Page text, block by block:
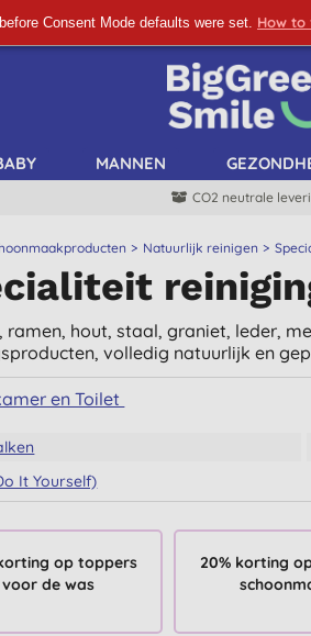
Consent Mode defaults were set. How
SCHRIJF ME IN!
MANNEN
CO2 neutrale
Natuurlijk reinigen
ramen, hout, staal, graniet, leder,
volledig natuurlijk en
en Toilet
It Yourself)
op toppers
voor de was
20% korting